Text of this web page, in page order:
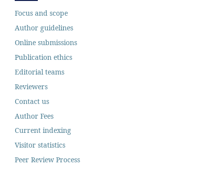
Focus and scope
Author guidelines
Online submissions
Publication ethics
Editorial teams
Reviewers
Contact us
Author Fees
Current indexing
Visitor statistics
Peer Review Process